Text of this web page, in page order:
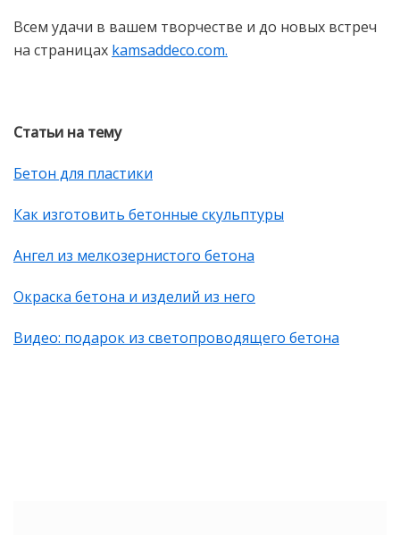
Всем удачи в вашем творчестве и до новых встреч
на страницах kamsaddeco.com.
Статьи на тему
Бетон для пластики
Как изготовить бетонные скульптуры
Ангел из мелкозернистого бетона
Окраска бетона и изделий из него
Видео: подарок из светопроводящего бетона